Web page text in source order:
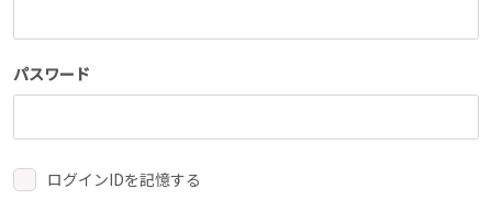
パスワード
ログインIDを記憶する